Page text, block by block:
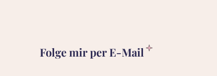
der
Folge mir per E-Mail